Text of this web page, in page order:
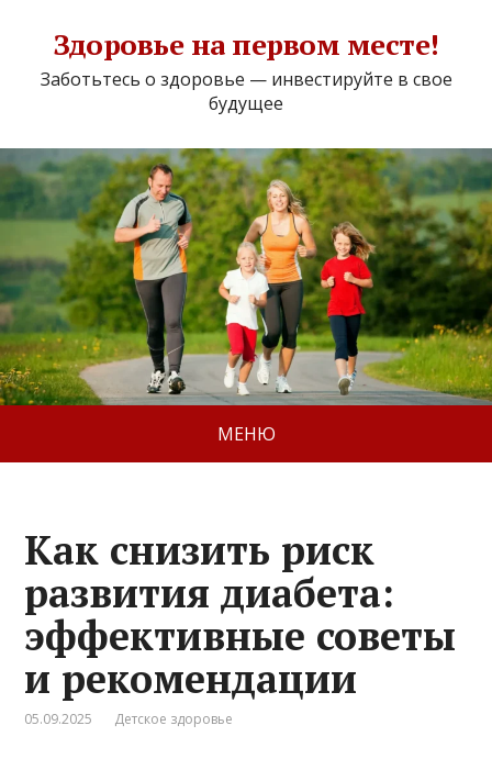
Здоровье на первом месте!
Заботьтесь о здоровье — инвестируйте в свое
будущее
МЕНЮ
Как снизить риск
развития диабета:
эффективные советы
и рекомендации
05.09.2025 Детское здоровье